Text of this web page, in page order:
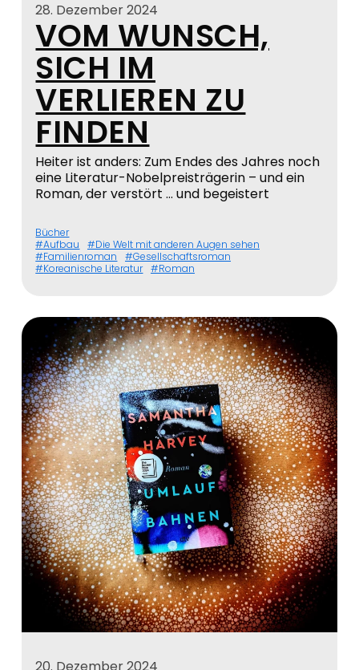
28. Dezember 2024
VOM WUNSCH,
SICH IM
VERLIEREN ZU
FINDEN
Heiter ist anders: Zum Endes des Jahres noch
eine Literatur-Nobelpreisträgerin – und ein
Roman, der verstört … und begeistert
Bücher
Aufbau
Die Welt mit anderen Augen sehen
Familienroman
Gesellschaftsroman
Koreanische Literatur
Roman